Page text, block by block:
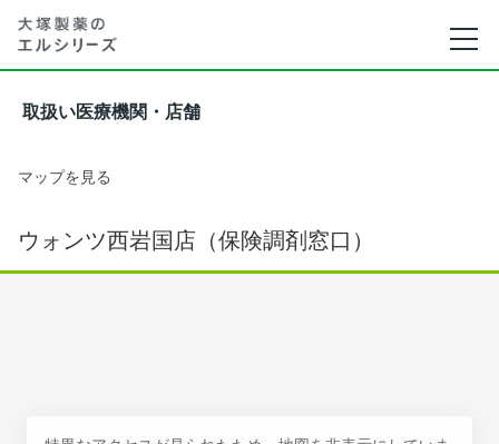
取扱い医療機関・店舗
マップを見る
ウォンツ西岩国店（保険調剤窓口）